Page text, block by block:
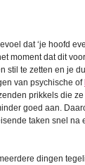
dat ‘je hoofd
moment dat dit
stil te zetten en je
van psychische of
prikkels die
goed aan.
taken snel na
dingen